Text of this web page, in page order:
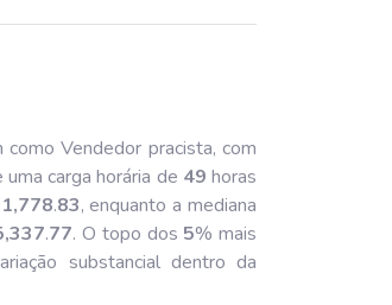
Vendedor pracista, com
uma carga horária de 49 horas
.83, enquanto a mediana
.77. O topo dos 5% mais
substancial dentro da